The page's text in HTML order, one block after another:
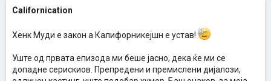
Californication
Хенк Муди е закон а Калифорникејшн е устав!
Уште од првата епизода ми беше јасно, дека ќе ми се
допадне серискиов. Препредени и премислени дијалози,